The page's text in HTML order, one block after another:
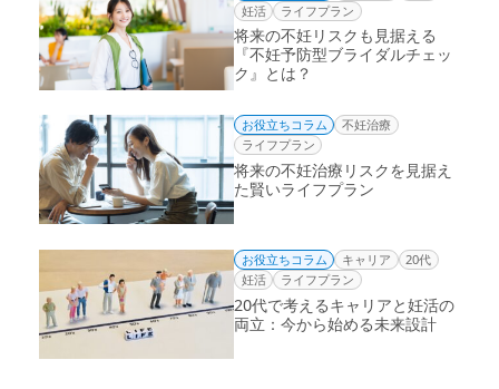
妊活
ライフプラン
将来の不妊リスクも見据える
『不妊予防型ブライダルチェッ
ク』とは？
お役立ちコラム
不妊治療
ライフプラン
将来の不妊治療リスクを見据え
た賢いライフプラン
お役立ちコラム キャリア
20代
妊活
ライフプラン
20代で考えるキャリアと妊活の
両立：今から始める未来設計